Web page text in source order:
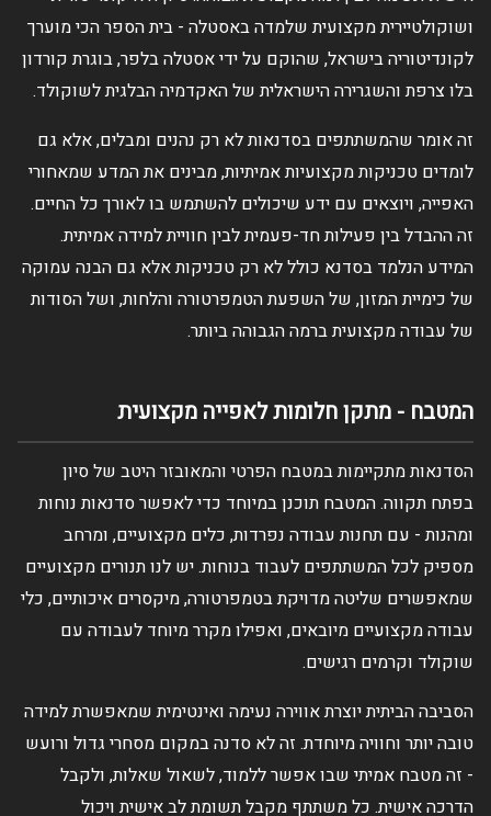
ושוקולטיירית מקצועית שלמדה באסטלה - בית הספר הכי מוערך
לקונדיטוריה בישראל, שהוקם על ידי אסטלה בלפר, בוגרת קורדון
בלו צרפת והשגרירה הישראלית של האקדמיה הבלגית לשוקולד.
זה אומר שהמשתתפים בסדנאות לא רק נהנים ומבלים, אלא גם
לומדים טכניקות מקצועיות אמיתיות, מבינים את המדע שמאחורי
האפייה, ויוצאים עם ידע שיכולים להשתמש בו לאורך כל החיים.
זה ההבדל בין פעילות חד-פעמית לבין חוויית למידה אמיתית.
המידע הנלמד בסדנא כולל לא רק טכניקות אלא גם הבנה עמוקה
של כימיית המזון, של השפעת הטמפרטורה והלחות, ושל הסודות
של עבודה מקצועית ברמה הגבוהה ביותר.
המטבח - מתקן חלומות לאפייה מקצועית
הסדנאות מתקיימות במטבח הפרטי והמאובזר היטב של סיון
בפתח תקווה. המטבח תוכנן במיוחד כדי לאפשר סדנאות נוחות
ומהנות - עם תחנות עבודה נפרדות, כלים מקצועיים, ומרחב
מספיק לכל המשתתפים לעבוד בנוחות. יש לנו תנורים מקצועיים
שמאפשרים שליטה מדויקת בטמפרטורה, מיקסרים איכותיים, כלי
עבודה מקצועיים מיובאים, ואפילו מקרר מיוחד לעבודה עם
שוקולד וקרמים רגישים.
הסביבה הביתית יוצרת אווירה נעימה ואינטימית שמאפשרת למידה
טובה יותר וחוויה מיוחדת. זה לא סדנה במקום מסחרי גדול ורועש
- זה מטבח אמיתי שבו אפשר ללמוד, לשאול שאלות, ולקבל
הדרכה אישית. כל משתתף מקבל תשומת לב אישית ויכול